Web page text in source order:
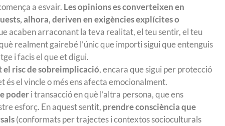
a esvair. Les opinions es converteixen en
alhora, deriven en exigències explícites o
acaben arraconant la teva realitat, el teu sentir, el teu
realment gairebé l’únic que importi sigui que entenguis
i facis el que et digui.
el risc de sobreimplicació, encara que sigui per protecció
el vincle o més ens afecta emocionalment.
poder i transacció en què l’altra persona, que ens
esforç. En aquest sentit, prendre consciència que
(conformats per trajectes i contextos socioculturals